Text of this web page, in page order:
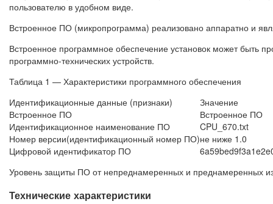
пользователю в удобном виде.
Встроенное ПО (микропрограмма) реализовано аппаратно и
Встроенное программное обеспечение установок может быть
программно-технических устройств.
Таблица 1 — Характеристики программного обеспечения
Идентификационные данные (признаки)
Значение
Встроенное ПО
Встроенное ПО
Идентификационное наименование ПО
CPU_670.txt
Номер версии(идентификационный номер ПО)не ниже 1.0
Цифровой идентификатор ПО
Уровень защиты ПО от непреднамеренных и преднамеренных
Технические характеристики